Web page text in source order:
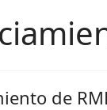
de